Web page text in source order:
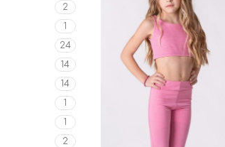
2
1
24
14
14
1
1
2